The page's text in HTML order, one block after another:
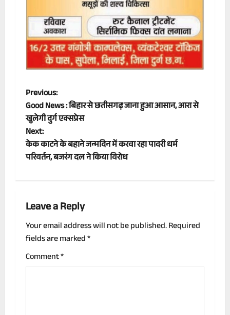
P
o
s
t
a
v
i
g
Previous:
Good News : बिहार से छतीसगढ़ जाना हुआ आसान, आरा से
खुलेगी दुर्ग एक्सप्रेस
Next:
केक काटने के बहाने जन्मदिन में करवा रहा पादरी धर्म
परिवर्तन, बजरंग दल ने किया विरोध
Leave a Reply
Your email address will not be published.Required
fields are marked*
Comment*